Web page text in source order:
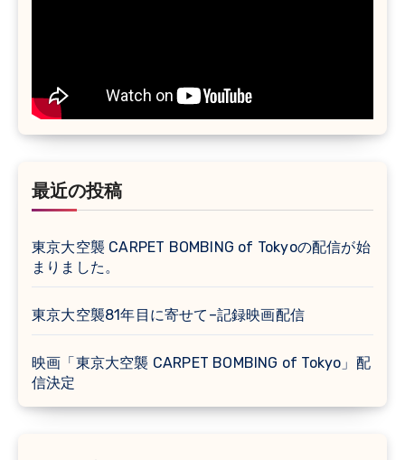
最近の投稿
東京大空襲 CARPET BOMBING of Tokyoの配信が始
まりました。
東京大空襲81年目に寄せて–記録映画配信
映画「東京大空襲 CARPET BOMBING of Tokyo」配
信決定